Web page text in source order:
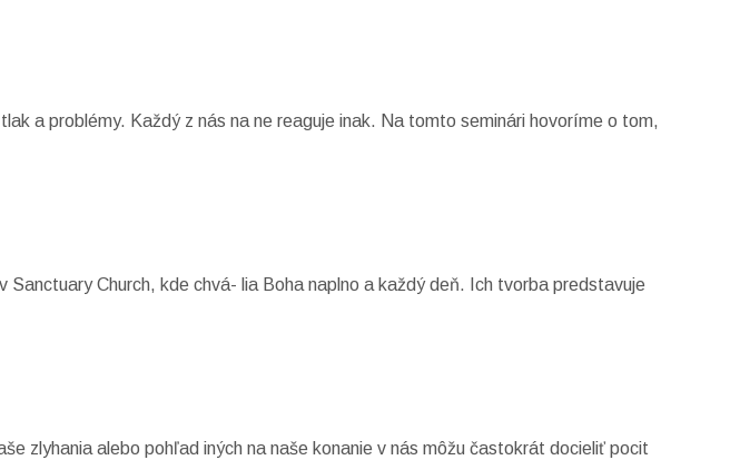
a problémy. Každý z nás na ne reaguje inak. Na tomto seminári hovoríme o tom,
Church, kde chvá- lia Boha naplno a každý deň. Ich tvorba predstavuje
zlyhania alebo pohľad iných na naše konanie v nás môžu častokrát docieliť pocit